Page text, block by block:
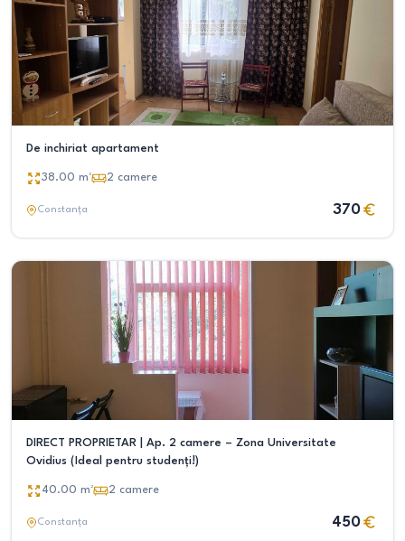
De inchiriat apartament
38.00 m² 2 camere
Constanța 370
DIRECT PROPRIETAR | Ap. 2 camere – Zona Universitate
Ovidius (Ideal pentru studenți!)
40.00 m² 2 camere
Constanța 450